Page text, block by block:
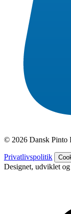
© 2026 Dansk Pinto
Privatlivspolitik
Designet, udviklet